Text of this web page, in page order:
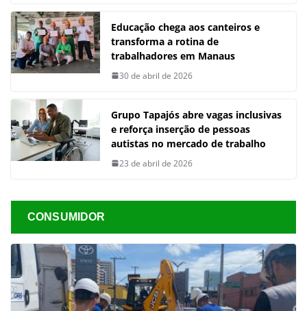
Educação chega aos canteiros e
transforma a rotina de
trabalhadores em Manaus
30 de abril de 2026
Grupo Tapajós abre vagas inclusivas
e reforça inserção de pessoas
autistas no mercado de trabalho
23 de abril de 2026
CONSUMIDOR